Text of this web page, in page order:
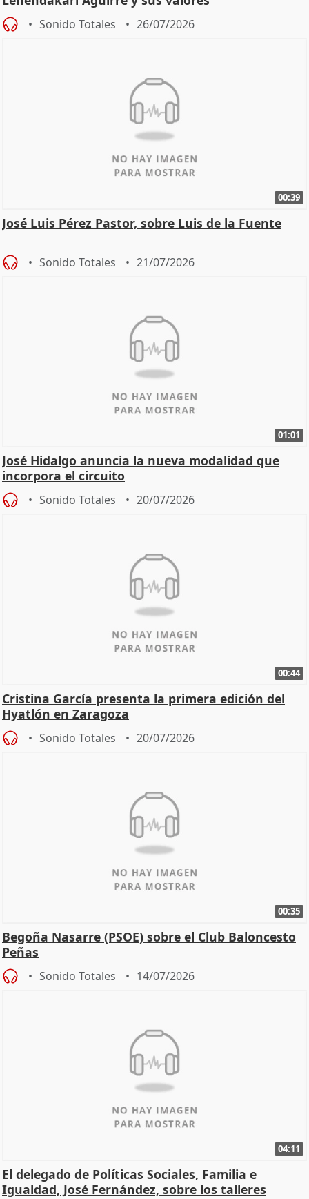
Sonido Totales 26/07/2026
00:39
José Luis Pérez Pastor, sobre Luis de la Fuente
Sonido Totales 21/07/2026
01:01
José Hidalgo anuncia la nueva modalidad que
incorpora el circuito
Sonido Totales 20/07/2026
00:44
Cristina García presenta la primera edición del
Hyatlón en Zaragoza
Sonido Totales 20/07/2026
00:35
Begoña Nasarre (PSOE) sobre el Club Baloncesto
Peñas
Sonido Totales 14/07/2026
04:11
El delegado de Políticas Sociales, Familia e
Igualdad, José Fernández, sobre los talleres